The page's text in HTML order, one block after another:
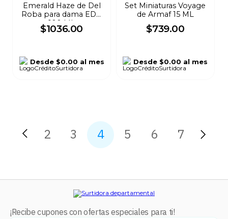
Emerald Haze de Del
Roba para dama EDP
100 ML
$1036.00
Desde$0.00 al mes
Set Miniaturas Voyage
de Armaf 15 ML
$739.00
Desde $0.00 al mes
2 3 4 5 6 7
¡Recibe cupones con ofertas especiales para ti!